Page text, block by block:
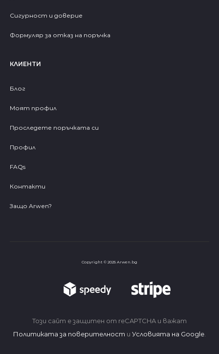
Сигурност и доверие
Формуляр за отказ на поръчка
КЛИЕНТИ
Блог
Моят профил
Проследете поръчката си
Профил
FAQs
Контакти
Защо Arwen?
Copyright © 2025 Arwen.bg
Този сайт е защитен от reCAPTCHA и важат
Политиката за поверителност и Условията на Google